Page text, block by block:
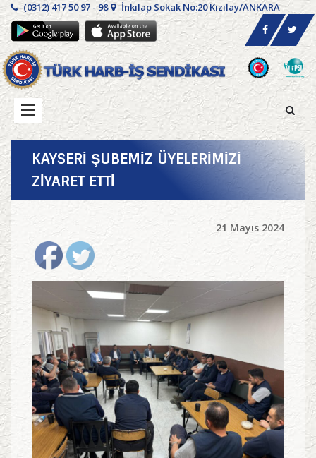
(0312) 417 50 97 - 98 İnkılap Sokak No:20 Kızılay/ANKARA
KAYSERİ ŞUBEMİZ ÜYELERİMİZİ
ZİYARET ETTİ
21 Mayıs 2024